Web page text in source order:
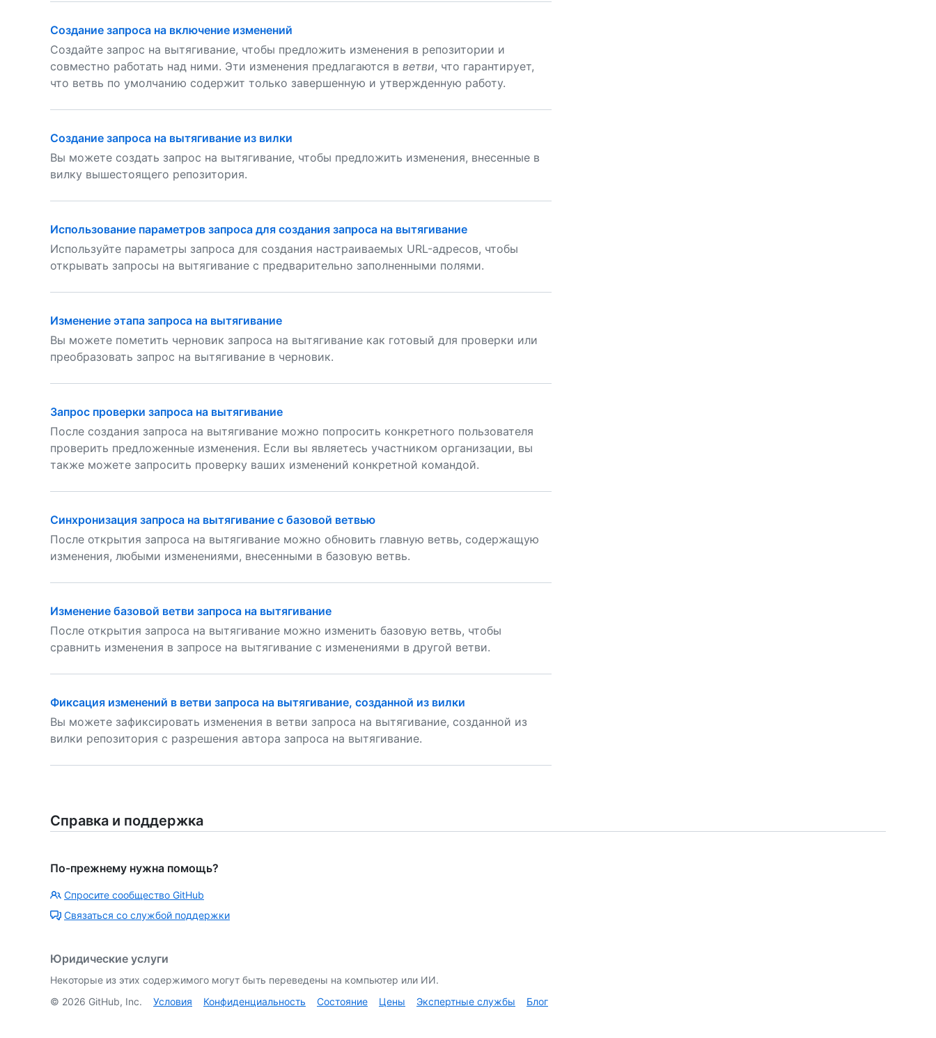
Создание запроса на включение изменений
Создайте запрос на вытягивание, чтобы предложить изменения в репозитории и
совместно работать над ними. Эти изменения предлагаются в ветви, что гарантирует,
что ветвь по умолчанию содержит только завершенную и утвержденную работу.
Создание запроса на вытягивание из вилки
Вы можете создать запрос на вытягивание, чтобы предложить изменения, внесенные в
вилку вышестоящего репозитория.
Использование параметров запроса для создания запроса на вытягивание
Используйте параметры запроса для создания настраиваемых URL-адресов, чтобы
открывать запросы на вытягивание с предварительно заполненными полями.
Изменение этапа запроса на вытягивание
Вы можете пометить черновик запроса на вытягивание как готовый для проверки или
преобразовать запрос на вытягивание в черновик.
Запрос проверки запроса на вытягивание
После создания запроса на вытягивание можно попросить конкретного пользователя
проверить предложенные изменения. Если вы являетесь участником организации, вы
также можете запросить проверку ваших изменений конкретной командой.
Синхронизация запроса на вытягивание с базовой ветвью
После открытия запроса на вытягивание можно обновить главную ветвь, содержащую
изменения, любыми изменениями, внесенными в базовую ветвь.
Изменение базовой ветви запроса на вытягивание
После открытия запроса на вытягивание можно изменить базовую ветвь, чтобы
сравнить изменения в запросе на вытягивание с изменениями в другой ветви.
Фиксация изменений в ветви запроса на вытягивание, созданной из вилки
Вы можете зафиксировать изменения в ветви запроса на вытягивание, созданной из
вилки репозитория с разрешения автора запроса на вытягивание.
Справка и поддержка
По-прежнему нужна помощь?
Спросите сообщество GitHub
Связаться со службой поддержки
Юридические услуги
Некоторые из этих содержимого могут быть переведены на компьютер или ИИ.
© 2026 GitHub, Inc. Условия Конфиденциальность Состояние Цены Экспертные службы Блог